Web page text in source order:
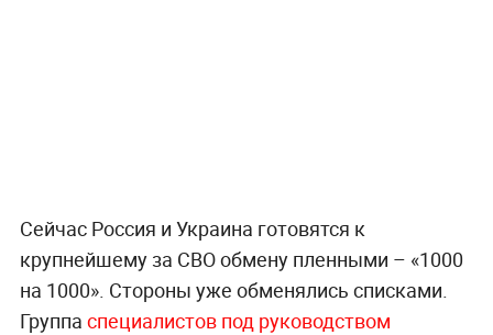
Сейчас Россия и Украина готовятся к
крупнейшему за СВО обмену пленными – «1000
на 1000». Стороны уже обменялись списками.
Группа специалистов под руководством